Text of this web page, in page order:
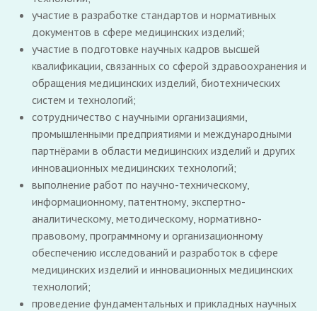
участие в разработке стандартов и нормативных
документов в сфере медицинских изделий;
участие в подготовке научных кадров высшей
квалификации, связанных со сферой здравоохранения и
обращения медицинских изделий, биотехнических
систем и технологий;
сотрудничество с научными организациями,
промышленными предприятиями и международными
партнёрами в области медицинских изделий и других
инновационных медицинских технологий;
выполнение работ по научно-техническому,
информационному, патентному, экспертно-
аналитическому, методическому, нормативно-
правовому, программному и организационному
обеспечению исследований и разработок в сфере
медицинских изделий и инновационных медицинских
технологий;
проведение фундаментальных и прикладных научных